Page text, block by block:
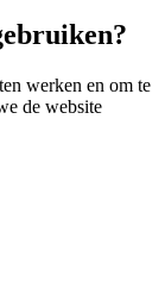
werken en om te
de website